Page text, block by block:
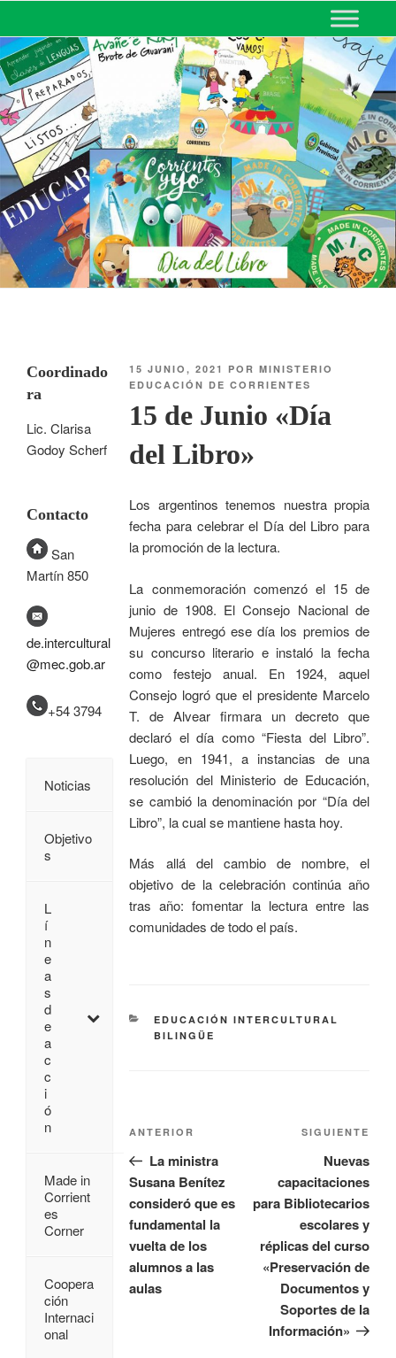
MINISTERIO DE EDUCACIÓN
DE CORRIENTES
15 JUNIO, 2021 PORMINISTERIO
EDUCACIÓN DE CORRIENTES
15 de Junio «Día
del Libro»
Los argentinos tenemos nuestra propia
fecha para celebrar el Día del Libro para
la promoción de la lectura.
La conmemoración comenzó el 15 de
junio de 1908. El Consejo Nacional de
Mujeres entregó ese día los premios de
su concurso literario e instaló la fecha
como festejo anual. En 1924, aquel
Consejo logró que el presidente Marcelo
T. de Alvear firmara un decreto que
declaró el día como “Fiesta del Libro”.
Luego, en 1941, a instancias de una
resolución del Ministerio de Educación,
se cambió la denominación por “Día del
Libro”, la cual se mantiene hasta hoy.
Más allá del cambio de nombre, el
objetivo de la celebración continúa año
tras año: fomentar la lectura entre las
comunidades de todo el país.
EDUCACIÓN INTERCULTURAL
BILINGÜE
ANTERIOR
La ministra
Susana Benítez
consideró que es
fundamental la
vuelta de los
alumnos a las
aulas
SIGUIENTE
Nuevas
capacitaciones
para Bibliotecarios
escolares y
réplicas del curso
«Preservación de
Documentos y
Soportes de la
Información»
Coordinado
ra
Lic. Clarisa
Godoy Scherf
Contacto
San
Martín 850
de.intercultural
@mec.gob.ar
+54 3794
Noticias
Objetivo
s
L
í
n
e
a
s
d
e
a
c
c
i
ó
n
Made in
Corrient
es
Corner
Coopera
ción
Internaci
onal